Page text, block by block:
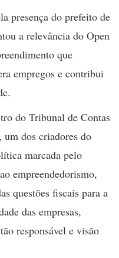
presença do prefeito de
a relevância do Open
que
empregos e contribui
do Tribunal de Contas
um dos criadores do
marcada pelo
empreendedorismo,
questões fiscais para a
das empresas,
responsável e visão